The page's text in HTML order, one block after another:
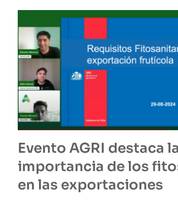
Evento AGRI destaca la
importancia de los
en las exportaciones